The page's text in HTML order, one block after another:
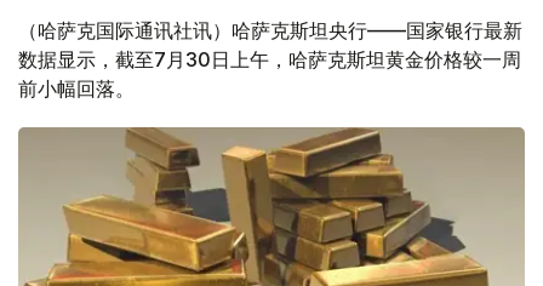
（哈萨克国际通讯社讯）哈萨克斯坦央行——国家银行最新
数据显示，截至7月30日上午，哈萨克斯坦黄金价格较一周
前小幅回落。